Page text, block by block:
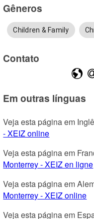
Gêneros
Children & Family
Contato
Em outras línguas
Veja esta página em
- XEIZ online
Veja esta página em
Monterrey - XEIZ en ligne
Veja esta página em
Monterrey - XEIZ online
Veja esta página em